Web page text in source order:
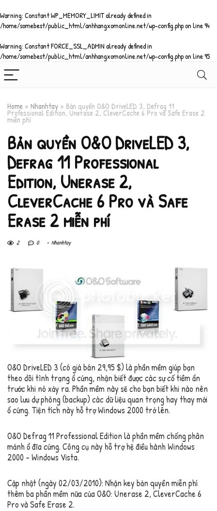
Warning: Constant WP_MEMORY_LIMIT already defined in
/home/somebest/public_html/anhhangxomonline.net/wp-config.phpon line94
Warning: Constant FORCE_SSL_ADMIN already defined in
/home/somebest/public_html/anhhangxomonline.net/wp-config.phpon line95
Home » Nhanhtay » Bản quyền O&O DriveLED 3, Defrag 11
Professional Edition, Unerase 2, CleverCache 6 Pro và Safe Erase 2
miễn phí
Bản quyền O&O DriveLED 3,
Defrag 11 Professional
Edition, Unerase 2,
CleverCache 6 Pro và Safe
Erase 2 miễn phí
2 0 Nhanhtay
O&O DriveLED 3 (có giá bán 29,95 $) là phần mềm giúp bạn
theo dõi tình trạng ổ cứng, nhận biết được các sự cố tiềm ẩn
trước khi nó xảy ra. Phần mềm này sẽ cho bạn biết khi nào nên
sao lưu dự phòng (backup) các dữ liệu quan trọng hay thay mới
ổ cứng. Tiện tích này hỗ trợ Windows 2000 trở lên.
O&O Defrag 11 Professional Edition là phần mềm chống phân
mảnh ổ đĩa cứng. Công cụ này hỗ trợ hệ điều hành Windows
2000 – Windows Vista.
Cập nhật (ngày 02/03/2010): Nhận key bản quyền miễn phí
thêm ba phần mềm nữa của O&O: Unerase 2, CleverCache 6
Pro và Safe Erase 2.